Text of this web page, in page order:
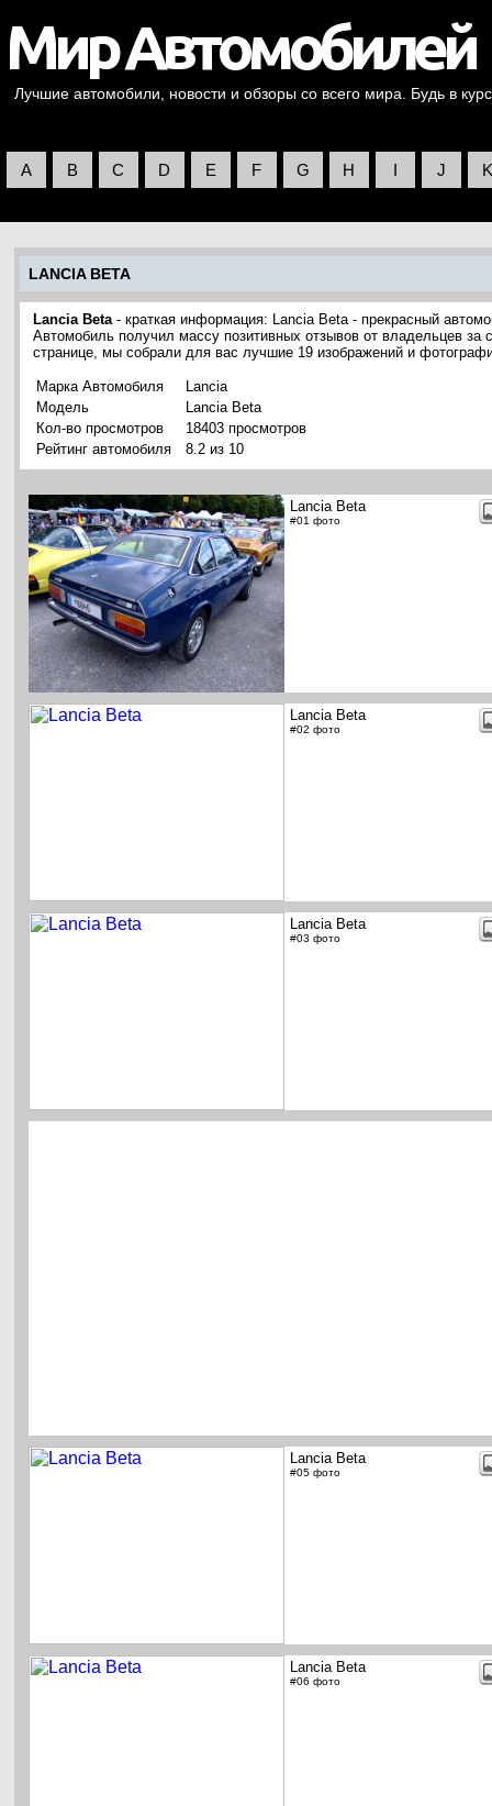
Лучшие автомобили, новости и обзоры со всего мира. Будь в
A B C D E F G H I J K
LANCIA BETA
Lancia Beta- краткая информация: Lancia Beta - прекрасный
Автомобиль получил массу позитивных отзывов от владельцев за
странице, мы собрали для вас лучшие 19 изображений и
Марка Автомобиля
Lancia
Модель
Lancia Beta
Кол-во просмотров
18403 просмотров
Рейтинг автомобиля
8.2 из 10
Lancia Beta
#01 фото
Lancia Beta
#02 фото
Lancia Beta
#03 фото
Lancia Beta
#05 фото
Lancia Beta
#06 фото